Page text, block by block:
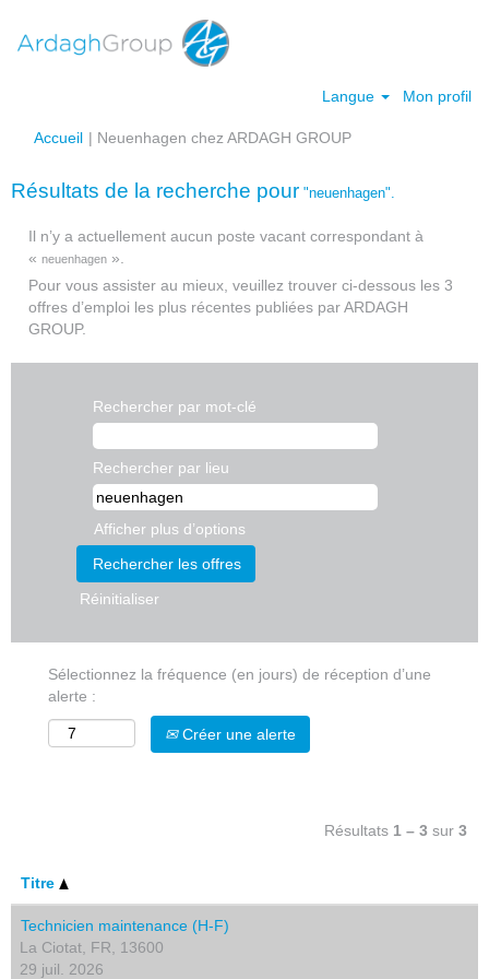
Langue Mon profil
Accueil | Neuenhagen chez ARDAGH GROUP(page
Résultats de la recherche pour "neuenhagen".
Il n’y a actuellement aucun poste vacant correspondant à
« neuenhagen ».
Pour vous assister au mieux, veuillez trouver ci-dessous les 3
offres d’emploi les plus récentes publiées par ARDAGH
GROUP.
Rechercher par mot-clé
Rechercher par lieu
Afficher plus d’options
Réinitialiser
Sélectionnez la fréquence (en jours) de réception d’une
alerte :
Créer une alerte
Résultats 1 – 3 sur 3
Titre
Technicien maintenance (H-F)
La Ciotat, FR, 13600
29 juil. 2026